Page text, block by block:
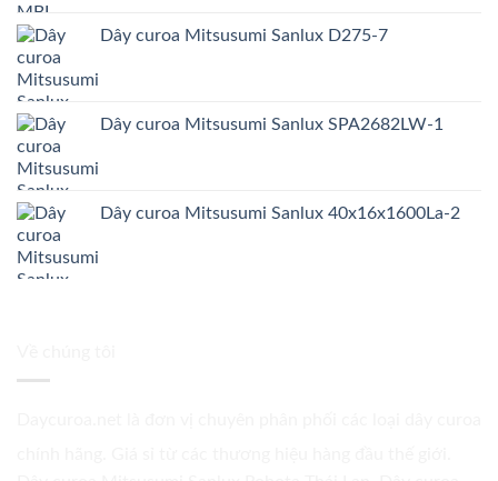
Dây curoa Mitsusumi Sanlux D275-7
Dây curoa Mitsusumi Sanlux SPA2682LW-1
Dây curoa Mitsusumi Sanlux 40x16x1600La-2